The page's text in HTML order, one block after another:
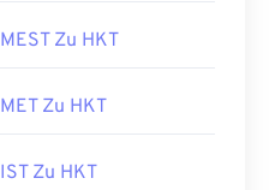
MEST Zu HKT
MET Zu HKT
IST Zu HKT